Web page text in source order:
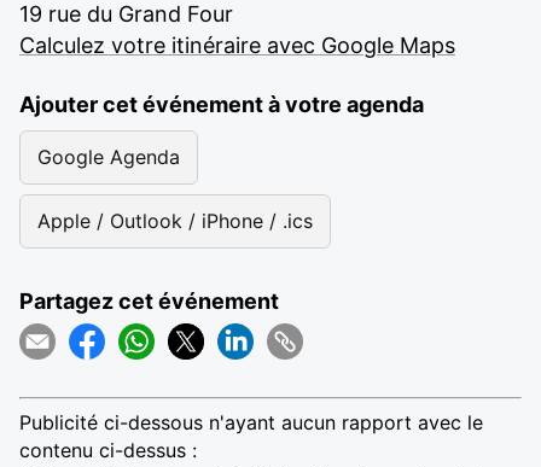
19 rue du Grand Four
Calculez votre itinéraire avec Google Maps
Ajouter cet événement à votre agenda
Google Agenda
Apple / Outlook / iPhone / .ics
Partagez cet événement
Publicité ci-dessous n'ayant aucun rapport avec le
contenu ci-dessus :